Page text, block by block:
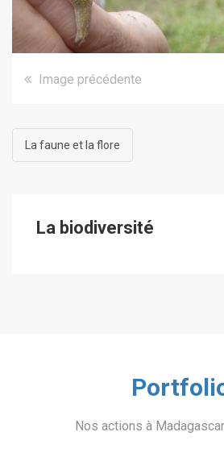
Image précédente
La faune et la flore
La biodiversité
Nos actions à